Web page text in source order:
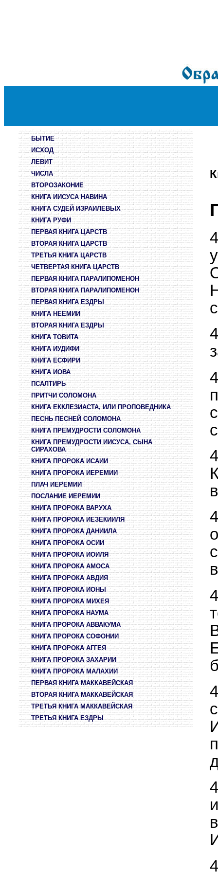
БЫТИЕ
ИСХОД
ЛЕВИТ
ЧИСЛА
ВТОРОЗАКОНИЕ
КНИГА ИИСУСА НАВИНА
КНИГА СУДЕЙ ИЗРАИЛЕВЫХ
КНИГА РУФИ
ПЕРВАЯ КНИГА ЦАРСТВ
ВТОРАЯ КНИГА ЦАРСТВ
ТРЕТЬЯ КНИГА ЦАРСТВ
ЧЕТВЕРТАЯ КНИГА ЦАРСТВ
ПЕРВАЯ КНИГА ПАРАЛИПОМЕНОН
ВТОРАЯ КНИГА ПАРАЛИПОМЕНОН
ПЕРВАЯ КНИГА ЕЗДРЫ
КНИГА НЕЕМИИ
ВТОРАЯ КНИГА ЕЗДРЫ
КНИГА ТОВИТА
КНИГА ИУДИФИ
КНИГА ЕСФИРИ
КНИГА ИОВА
ПСАЛТИРЬ
ПРИТЧИ СОЛОМОНА
КНИГА ЕККЛЕЗИАСТА, ИЛИ ПРОПОВЕДНИКА
ПЕСНЬ ПЕСНЕЙ СОЛОМОНА
КНИГА ПРЕМУДРОСТИ СОЛОМОНА
КНИГА ПРЕМУДРОСТИ ИИСУСА, СЫНА
СИРАХОВА
КНИГА ПРОРОКА ИСАИИ
КНИГА ПРОРОКА ИЕРЕМИИ
ПЛАЧ ИЕРЕМИИ
ПОСЛАНИЕ ИЕРЕМИИ
КНИГА ПРОРОКА ВАРУХА
КНИГА ПРОРОКА ИЕЗЕКИИЛЯ
КНИГА ПРОРОКА ДАНИИЛА
КНИГА ПРОРОКА ОСИИ
КНИГА ПРОРОКА ИОИЛЯ
КНИГА ПРОРОКА АМОСА
КНИГА ПРОРОКА АВДИЯ
КНИГА ПРОРОКА ИОНЫ
КНИГА ПРОРОКА МИХЕЯ
КНИГА ПРОРОКА НАУМА
КНИГА ПРОРОКА АВВАКУМА
КНИГА ПРОРОКА СОФОНИИ
КНИГА ПРОРОКА АГГЕЯ
КНИГА ПРОРОКА ЗАХАРИИ
КНИГА ПРОРОКА МАЛАХИИ
ПЕРВАЯ КНИГА МАККАВЕЙСКАЯ
ВТОРАЯ КНИГА МАККАВЕЙСКАЯ
ТРЕТЬЯ КНИГА МАККАВЕЙСКАЯ
ТРЕТЬЯ КНИГА ЕЗДРЫ